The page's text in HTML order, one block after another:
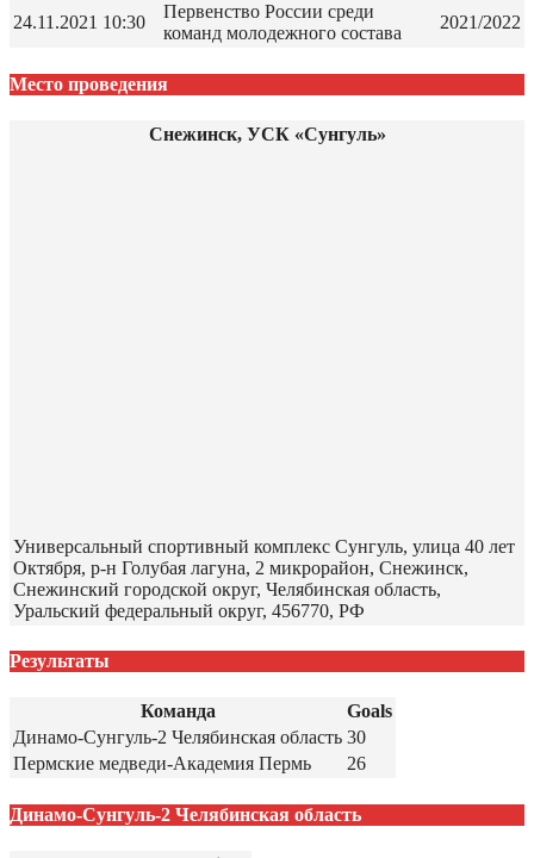
24.11.2021 10:30
Первенство России среди
команд молодежного состава
2021/2022
Место проведения
Снежинск, УСК «Сунгуль»
Универсальный спортивный комплекс Сунгуль, улица 40 лет
Октября, р-н Голубая лагуна, 2 микрорайон, Снежинск,
Снежинский городской округ, Челябинская область,
Уральский федеральный округ, 456770, РФ
Результаты
Команда
Goals
Динамо-Сунгуль-2 Челябинская область 30
Пермские медведи-Академия Пермь
26
Динамо-Сунгуль-2 Челябинская область